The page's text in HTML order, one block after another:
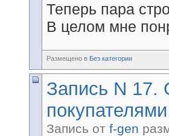
Теперь пара
В целом мне
Размещено в Без категории
Запись N 17.
Запись от f-gen